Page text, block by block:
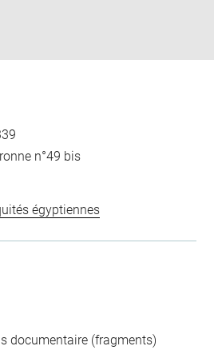
n°49 bis
égyptiennes
documentaire (fragments)